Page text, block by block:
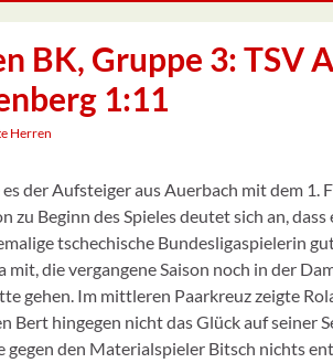
BK, Gruppe 3: TSV
1:11
Herren
der Aufsteiger aus Auerbach mit dem
zu Beginn des Spieles deutet sich an,
tschechische Bundesligaspielerin
mit, die vergangene Saison noch in der
gehen. Im mittleren Paarkreuz zeigte
Bert hingegen nicht das Glück auf seiner
den Materialspieler Bitsch nichts